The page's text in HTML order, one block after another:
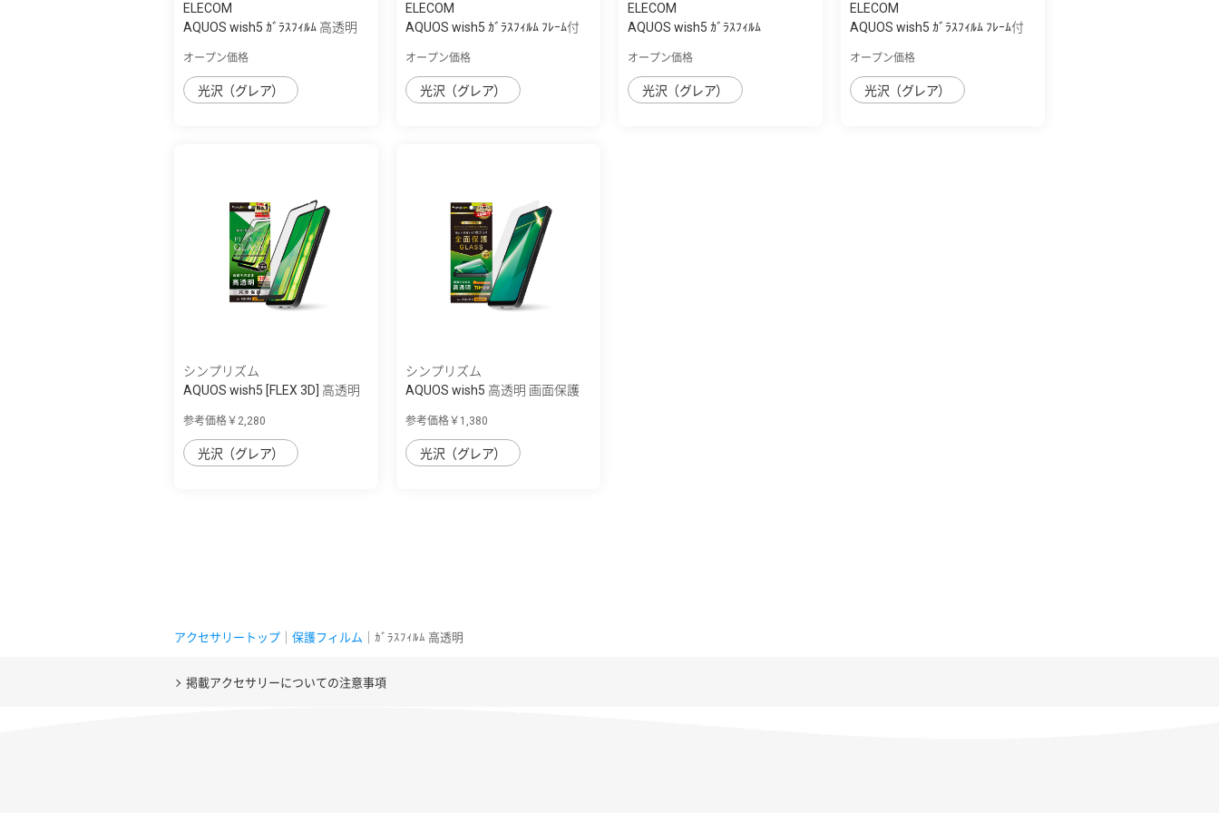
ELECOM
AQUOS wish5 ｶﾞﾗｽﾌｨﾙﾑ 高透明
オープン価格
光沢（グレア）
ELECOM
AQUOS wish5 ｶﾞﾗｽﾌｨﾙﾑ ﾌﾚｰﾑ付
オープン価格
光沢（グレア）
ELECOM
AQUOS wish5 ｶﾞﾗｽﾌｨﾙﾑ
オープン価格
光沢（グレア）
ELECOM
AQUOS wish5 ｶﾞﾗｽﾌｨﾙﾑ ﾌﾚｰﾑ付
オープン価格
光沢（グレア）
シンプリズム
AQUOS wish5 [FLEX 3D] 高透明
参考価格￥2,280
光沢（グレア）
シンプリズム
AQUOS wish5 高透明 画面保護
参考価格￥1,380
光沢（グレア）
アクセサリートップ 保護フィルム ｜ｶﾞﾗｽﾌｨﾙﾑ 高透明
掲載アクセサリーについての注意事項